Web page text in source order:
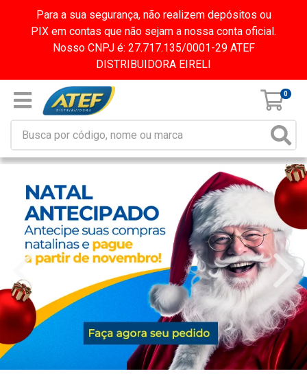
Para a sua segurança, não realizem depósitos ou
PIX em contas que não sejam a nossa conta oficial.
Nosso CNPJ é: 27.717.135/0001-29 ATEF
DISTRIBUIDORA EIRELI
0